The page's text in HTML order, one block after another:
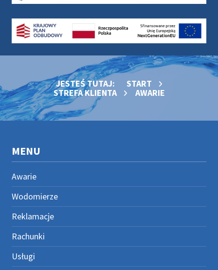
JESTEŚ TUTAJ:
START
STREFA KLIENTA
AWARIE
MENU
Awarie
Wodomierze
Reklamacje
Rachunki
Usługi